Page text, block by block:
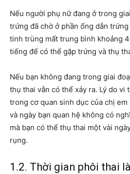
Nếu người phụ nữ đang ở trong
trứng đã chờ ở phần ống dẫn
tinh trùng mất trung bình khoảng
tiếng để có thể gặp trứng và thụ
Nếu bạn không đang trong giai
thụ thai vẫn có thể xảy ra. Lý do vi
trong cơ quan sinh dục của chị
và ngày bạn quan hệ không có
mà bạn có thể thụ thai một vài
rụng.
1.2. Thời gian phôi thai